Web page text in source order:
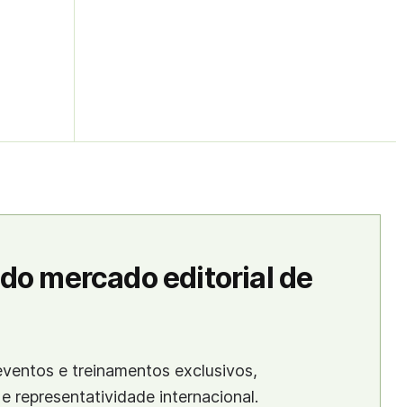
mercado editorial de
e treinamentos exclusivos,
representatividade internacional.